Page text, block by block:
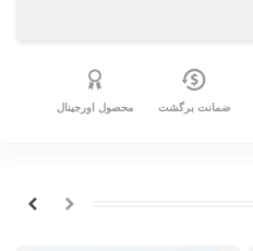
ضمانت برگشت محصول اورجینال